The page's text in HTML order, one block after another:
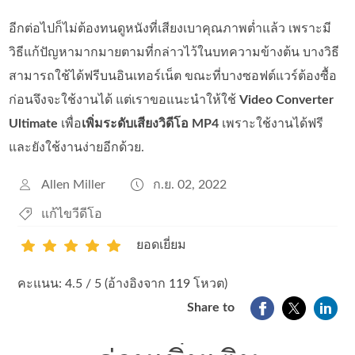
อีกต่อไปก็ไม่ต้องทนดูหนังที่เสียงเบาคุณภาพต่ำแล้ว เพราะมี
วิธีแก้ปัญหามากมายตามที่กล่าวไว้ในบทความข้างต้น บางวิธี
สามารถใช้ได้ฟรีบนอินเทอร์เน็ต ขณะที่บางซอฟต์แวร์ต้องซื้อ
ก่อนจึงจะใช้งานได้ แต่เราขอแนะนำให้ใช้Video Converter
Ultimate เพื่อเพิ่มระดับเสียงวิดีโอ MP4 เพราะใช้งานได้ฟรี
และยังใช้งานง่ายอีกด้วย.
Allen Miller ก.ย. 02, 2022
แก้ไขวีดีโอ
5
ยอดเยี่ยม
คะแนน: 4.5 / 5 (อ้างอิงจาก 119 โหวต)
Share to